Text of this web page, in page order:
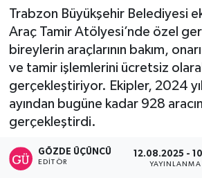
Trabzon Büyükşehir Belediyesi
Araç Tamir Atölyesi’nde özel
bireylerin araçlarının bakım,
ve tamir işlemlerini ücretsiz
gerçekleştiriyor. Ekipler, 2024
ayından bugüne kadar 928
gerçekleştirdi.
GÖZDE ÜÇÜNCÜ
EDITÖR
12.08.2025 -
YAYINLANMA
Yaşam